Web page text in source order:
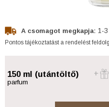
A csomagot megkapja: 1-
Pontos tájékoztatást a rendelést
150 ml (utántöltő)
parfum